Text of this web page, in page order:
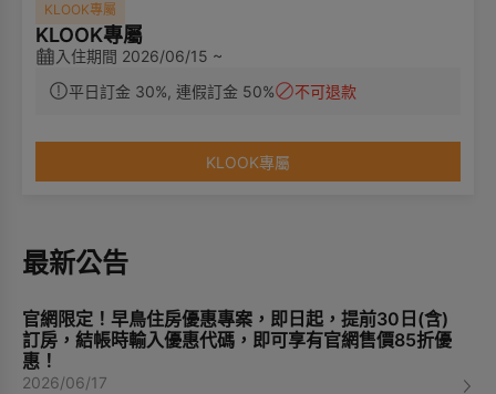
KLOOK專屬
KLOOK專屬
入住期間 2026/06/15 ~
平日訂金 30%, 連假訂金 50%
不可退款
KLOOK專屬
最新公告
官網限定！早鳥住房優惠專案，即日起，提前30日(含)
訂房，結帳時輸入優惠代碼，即可享有官網售價85折優
惠！
2026/06/17